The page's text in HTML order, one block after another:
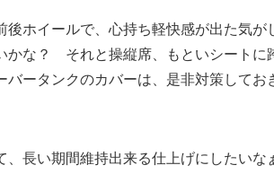
ホイールで、心持ち軽快感が出た気が
かな？ それと操縦席、もといシートに
ータンクのカバーは、是非対策してお
長い期間維持出来る仕上げにしたいな